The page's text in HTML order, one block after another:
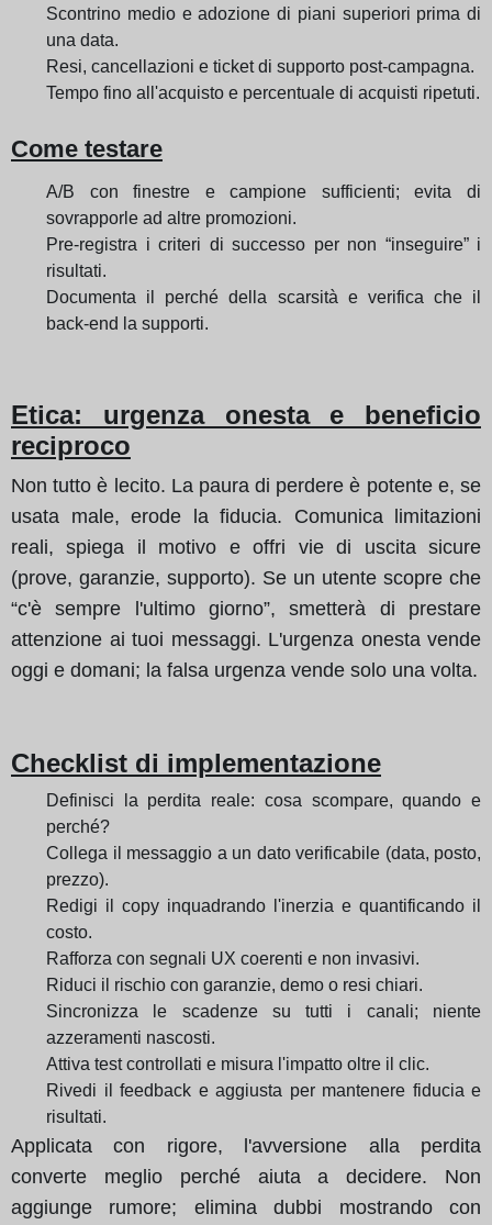
Scontrino medio e adozione di piani superiori prima di
una data.
Resi, cancellazioni e ticket di supporto post-campagna.
Tempo fino all'acquisto e percentuale di acquisti ripetuti.
Come testare
A/B con finestre e campione sufficienti; evita di
sovrapporle ad altre promozioni.
Pre-registra i criteri di successo per non “inseguire” i
risultati.
Documenta il perché della scarsità e verifica che il
back-end la supporti.
Etica: urgenza onesta e beneficio
reciproco
Non tutto è lecito. La paura di perdere è potente e, se
usata male, erode la fiducia. Comunica limitazioni
reali, spiega il motivo e offri vie di uscita sicure
(prove, garanzie, supporto). Se un utente scopre che
“c'è sempre l'ultimo giorno”, smetterà di prestare
attenzione ai tuoi messaggi. L'urgenza onesta vende
oggi e domani; la falsa urgenza vende solo una volta.
Checklist di implementazione
Definisci la perdita reale: cosa scompare, quando e
perché?
Collega il messaggio a un dato verificabile (data, posto,
prezzo).
Redigi il copy inquadrando l'inerzia e quantificando il
costo.
Rafforza con segnali UX coerenti e non invasivi.
Riduci il rischio con garanzie, demo o resi chiari.
Sincronizza le scadenze su tutti i canali; niente
azzeramenti nascosti.
Attiva test controllati e misura l'impatto oltre il clic.
Rivedi il feedback e aggiusta per mantenere fiducia e
risultati.
Applicata con rigore, l'avversione alla perdita
converte meglio perché aiuta a decidere. Non
aggiunge rumore; elimina dubbi mostrando con